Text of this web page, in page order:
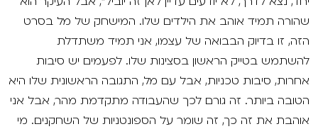
שהורה תמיד אוהב את הילדים שלו. המישחק של מל בסרט
הזה, זו בדיוק הבבואה של עצמו, אני תמיד משתדלת
להשתמש בטייק הראשון בסצינות שלו. לפעמים יש סיבות
אחרות, סיבות טכניות, אבל עם מל, התגובה הראשונית שלו היא
הטובה ביותר. זה גורם לכך שהעבודה מתקדמת מהר, אבל אני
אוהבת את זה כך, זה שומר על הספונטניות של השחקנים. מי